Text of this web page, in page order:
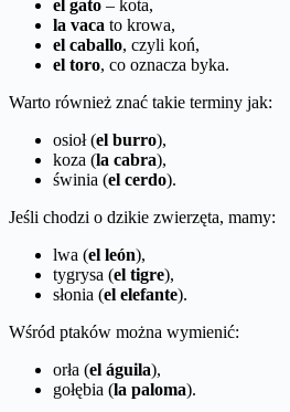
el gato – kota,
la vaca to krowa,
el caballo, czyli koń,
el toro, co oznacza byka.
Warto również znać takie terminy jak:
osioł (el burro),
koza (la cabra),
świnia (el cerdo).
Jeśli chodzi o dzikie zwierzęta, mamy:
lwa (el león),
tygrysa (el tigre),
słonia (el elefante).
Wśród ptaków można wymienić:
orła (el águila),
gołębia (la paloma).